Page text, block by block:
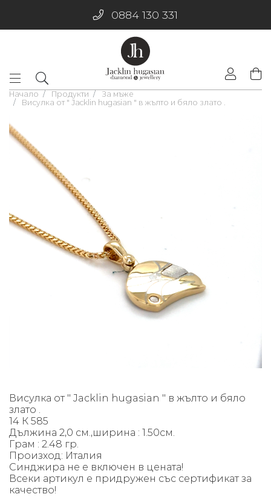
0884 130 331
Начало Продукти
За мъже
Висулка от " Jacklin hugasian " в жълто и бяло злато .
Висулка от " Jacklin hugasian " в жълто и бяло
злато .
14 К 585
Дължина 2,0 см.,ширина : 1.50см.
Грам : 2.48 гр.
Произход: Италия
Синджира не е включен в цената!
Всеки артикул е придружен със сертификат за
качество!